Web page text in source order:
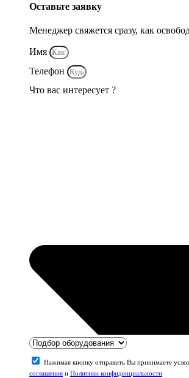
Оставьте заявку
Менеджер свяжется сразу, как
Имя
Телефон
Что вас интересует ?
Нажимая кнопку отправить Вы принимаете
соглашения и Политики конфиденциальности